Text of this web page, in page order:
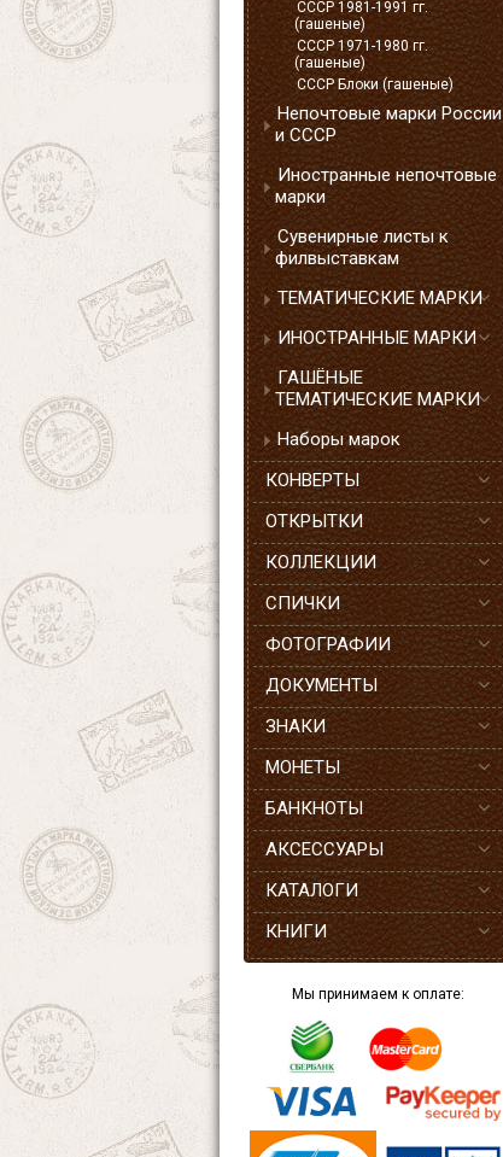
СССР 1981-1991 гг.
(гашеные)
СССР 1971-1980 гг.
(гашеные)
СССР Блоки (гашеные)
Непочтовые марки России
и СССР
Иностранные непочтовые
марки
Сувенирные листы к
филвыставкам
ТЕМАТИЧЕСКИЕ МАРКИ
ИНОСТРАННЫЕ МАРКИ
ГАШЁНЫЕ
ТЕМАТИЧЕСКИЕ МАРКИ
Наборы марок
КОНВЕРТЫ
ОТКРЫТКИ
КОЛЛЕКЦИИ
СПИЧКИ
ФОТОГРАФИИ
ДОКУМЕНТЫ
ЗНАКИ
МОНЕТЫ
БАНКНОТЫ
АКСЕССУАРЫ
КАТАЛОГИ
КНИГИ
Мы принимаем к оплате: